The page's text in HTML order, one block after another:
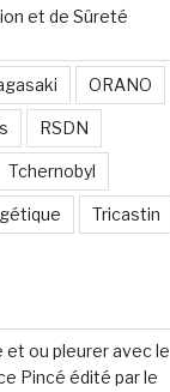
et de Sûreté
ORANO
RSDN
Tchernobyl
Tricastin
et ou pleurer avec le
Pincé édité par le